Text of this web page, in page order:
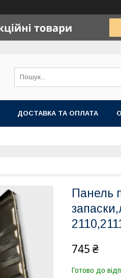
ДОСТАВКА ТА ОПЛАТА
Панель
745 ₴
Готово до